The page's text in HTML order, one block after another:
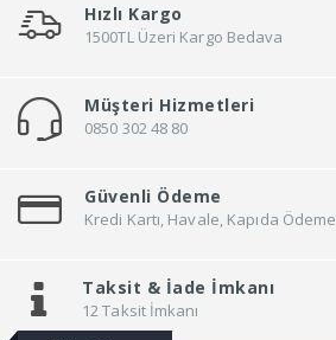
Hızlı Kargo
1500TL Üzeri Kargo Bedava
Müşteri Hizmetleri
0850 302 48 80
Güvenli Ödeme
Kredi Kartı, Havale, Kapıda Ödeme
Taksit & İade İmkanı
12 Taksit İmkanı